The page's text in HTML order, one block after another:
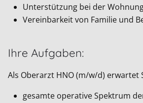
Unterstützung bei der
Vereinbarkeit von Familie und
Ihre Aufgaben:
Als Oberarzt HNO (m/w/d) erwartet
gesamte operative Spektrum